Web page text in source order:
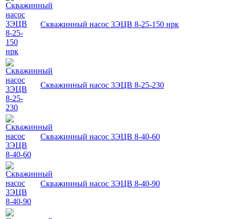
Скважинный насос 3ЭЦВ 8-25-150 нрк
Скважинный насос 3ЭЦВ 8-25-230
Скважинный насос 3ЭЦВ 8-40-60
Скважинный насос 3ЭЦВ 8-40-90